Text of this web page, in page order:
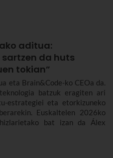
aditua:
da huts
tokian”
eta Brain&Code-ko CEOa da.
batzuk eragiten ari
estrategiei eta etorkizuneko
Euskaltelen 2026ko
hizlarietako bat izan da Álex